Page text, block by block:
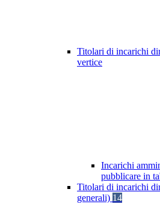
Titolari di incarichi
vertice
Incarichi
pubblicare in
Titolari di incarichi
generali) 14